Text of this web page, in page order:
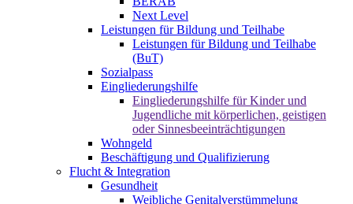
Next Level
Leistungen für Bildung und Teilhabe
Leistungen für Bildung und Teilhabe
(BuT)
Sozialpass
Eingliederungshilfe
Eingliederungshilfe für Kinder und
Jugendliche mit körperlichen, geistigen
oder Sinnesbeeinträchtigungen
Wohngeld
Beschäftigung und Qualifizierung
Flucht & Integration
Gesundheit
Weibliche Genitalverstümmelung